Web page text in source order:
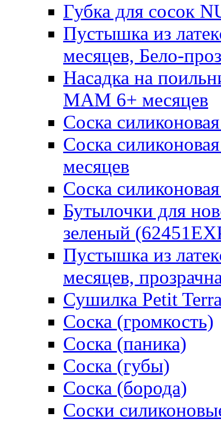
Губка для сосок
Пустышка из
месяцев, Бело-
Насадка на
MAM 6+ месяцев
Соска
Соска
месяцев
Соска
Бутылочки для
зеленый
Пустышка из
месяцев,
Сушилка Petit
Соска (громкость)
Соска (паника)
Соска (губы)
Соска (борода)
Соски